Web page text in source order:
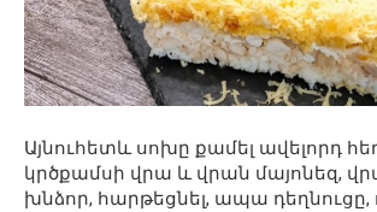
Այնուհետև սոխը քամել ավելորդ
կրծքամսի վրա և վրան մայոնեզ,
խնձոր, հարթեցնել, ապա դեղնուցը,